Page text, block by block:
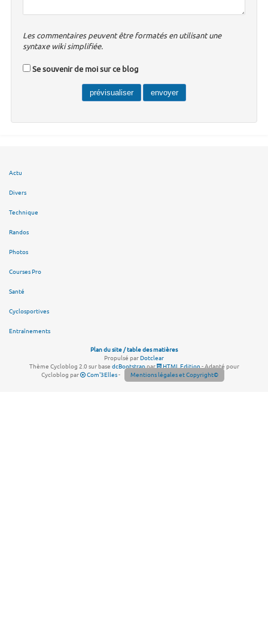
Les commentaires peuvent être formatés en utilisant une
syntaxe wiki simplifiée.
Se souvenir de moi sur ce blog
Actu
Divers
Technique
Randos
Photos
Courses Pro
Santé
Cyclosportives
Entraînements
Plan du site / table des matières
Propulsé parDotclear
Thème Cycloblog 2.0 sur base dcBootstrappar HTML Edition- Adapté pour
Cycloblog par
Com'3Elles- Mentions légales et Copyright©